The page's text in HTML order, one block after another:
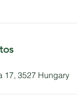
17, 3527 Hungary